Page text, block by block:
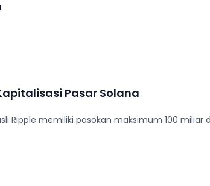
Pasar Solana
Ripple memiliki pasokan maksimum 100